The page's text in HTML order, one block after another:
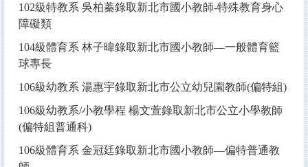
102級特教系 吳柏蓁錄取新北市國小教師-特殊教育身心
障礙類
104級體育系 林子暐錄取新北市國小教師—一般體育籃
球專長
106級幼教系 湯惠宇錄取新北市公立幼兒園教師(偏特組)
106級幼教系/小教學程 楊文萱錄取新北市公立小學教師
(偏特組普通科)
106級體育系 金冠廷錄取新北市國小教師—偏特普通教